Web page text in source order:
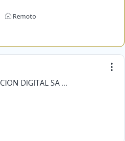
Remoto
SISTEMAS DE GEOLOCALIZACION DIGITAL SA DE CV